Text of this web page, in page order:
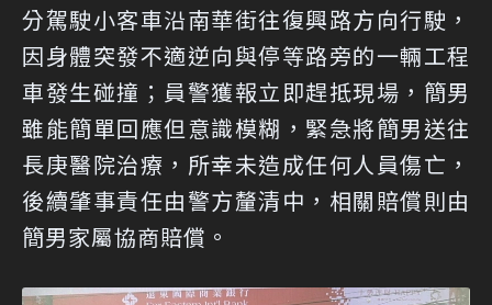
分駕駛小客車沿南華街往復興路方向行駛，
因身體突發不適逆向與停等路旁的一輛工程
車發生碰撞；員警獲報立即趕抵現場，簡男
雖能簡單回應但意識模糊，緊急將簡男送往
長庚醫院治療，所幸未造成任何人員傷亡，
後續肇事責任由警方釐清中，相關賠償則由
簡男家屬協商賠償。